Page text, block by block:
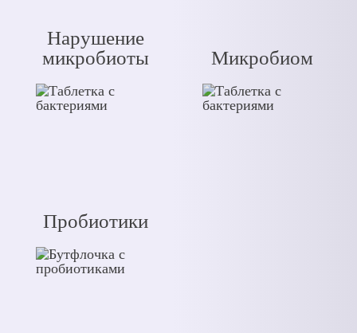
Нарушение
микробиоты
Микробиом
Пробиотики